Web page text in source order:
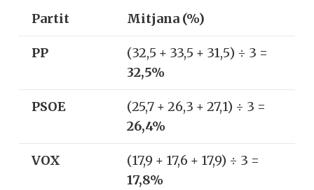
Partit Mitjana (%)
PP
(32,5 + 33,5 + 31,5) ÷ 3 =
32,5%
PSOE
(25,7 + 26,3 + 27,1) ÷ 3 =
26,4%
VOX
(17,9 + 17,6 + 17,9) ÷ 3 =
17,8%